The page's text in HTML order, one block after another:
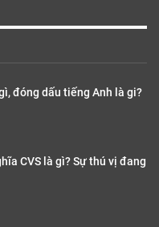
đóng dấu tiếng Anh là gi?
CVS là gì? Sự thú vị đang